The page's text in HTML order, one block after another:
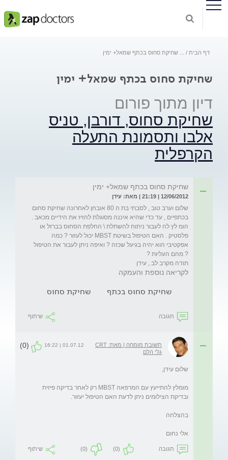
דף הבית שחיקת סחוס בכתף שמאל+ ימין
שחיקת סחוס בכתף שמאל+ ימין
דיון מתוך פורום
שחיקת סחוס, דורבן, טניס
אלבו ותסמונת התעלה
הקרפלית
שחיקת סחוס בכתף שמאל+ ימין
12/06/2012 | 21:19 | מאת: עידן
שלום וערב טוב , לסבתי בת ה 80 אובחן לאחרונה שחיקת סחום
בכתפיים , עד כדי שהיא איננה מסוגלת להזיז את הידיים מכאב .
הומ לץ לה לעבור ניתוח להשתלת \ החלפת הסחוס בברזל או
פלסטיק . האם הטיפול בשיטת MBST יכול לעזור ? כמה
אפקטיבי הוא יהיה בגיעל שכזה ? ואיפה ניתן לעבור את הטיפול
תודה מקרב לב , עידן
לקריאה נוספת והעמקה
שחיקת סחוס בכתף שחיקת סחוס
תגובה שיתוף
תשובת מומחה | מאת: CRT
גלי הלם
01.07.12 | 16:22
(0)
מומלץ להתייעץ עם המרפאה MBST רק לאחר בדיקה פיזית
אלי נחום
תגובה (0)
(0) שיתוף